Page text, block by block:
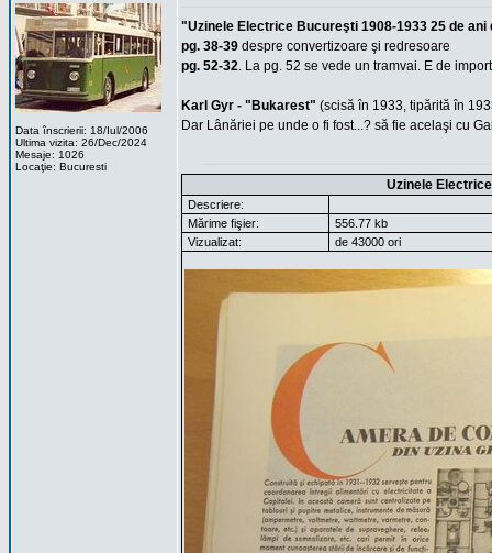
Data înscrierii: 18/Iul/2006
Ultima vizita: 26/Dec/2024
Mesaje: 1026
Locaţie: Bucuresti
"Uzinele Electrice Bucureşti 1908-1933 25 de
pg. 38-39 despre convertizoare şi redresoare
pg. 52-32. La pg. 52 se vede un tramvai. E de
Karl Gyr - "Bukarest" (scisă în 1933, tipărită în
Dar Lânăriei pe unde o fi fost...? să fie acelaşi cu
Uzinele
Descriere:
Mărime fişier:
556.77 kb
Vizualizat:
de 43000 ori